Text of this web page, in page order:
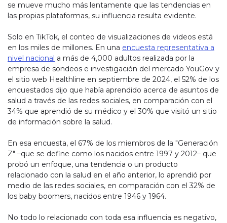
se mueve mucho más lentamente que las tendencias en
las propias plataformas, su influencia resulta evidente.
Solo en TikTok, el conteo de visualizaciones de videos está
en los miles de millones. En una encuesta representativa a
nivel nacional a más de 4,000 adultos realizada por la
empresa de sondeos e investigación del mercado YouGov y
el sitio web Healthline en septiembre de 2024, el 52% de los
encuestados dijo que había aprendido acerca de asuntos de
salud a través de las redes sociales, en comparación con el
34% que aprendió de su médico y el 30% que visitó un sitio
de información sobre la salud.
En esa encuesta, el 67% de los miembros de la "Generación
Z" –que se define como los nacidos entre 1997 y 2012– que
probó un enfoque, una tendencia o un producto
relacionado con la salud en el año anterior, lo aprendió por
medio de las redes sociales, en comparación con el 32% de
los baby boomers, nacidos entre 1946 y 1964.
No todo lo relacionado con toda esa influencia es negativo,